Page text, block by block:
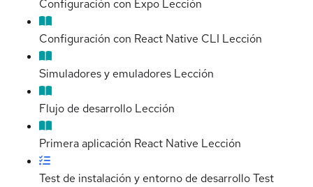
Configuración con Expo Lección
Configuración con React Native CLI Lección
Simuladores y emuladores Lección
Flujo de desarrollo Lección
Primera aplicación React Native Lección
Test de instalación y entorno de desarrolloTest